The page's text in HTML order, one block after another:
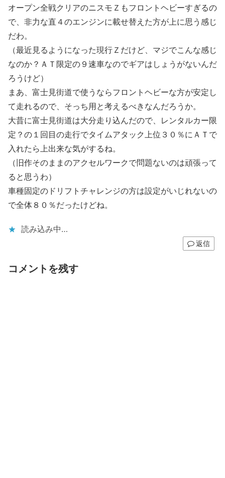
オープン全戦クリアのニスモＺもフロントヘビーすぎるの
で、非力な直４のエンジンに載せ替えた方が上に思う感じ
だわ。
（最近見るようになった現行Ｚだけど、マジでこんな感じ
なのか？ＡＴ限定の９速車なのでギアはしょうがないんだ
ろうけど）
まあ、富士見街道で使うならフロントヘビーな方が安定し
て走れるので、そっち用と考えるべきなんだろうか。
大昔に富士見街道は大分走り込んだので、レンタルカー限
定？の１回目の走行でタイムアタック上位３０％にＡＴで
入れたら上出来な気がするね。
（旧作そのままのアクセルワークで問題ないのは頑張って
ると思うわ）
車種固定のドリフトチャレンジの方は設定がいじれないの
で全体８０％だったけどね。
読み込み中…
返信
コメントを残す